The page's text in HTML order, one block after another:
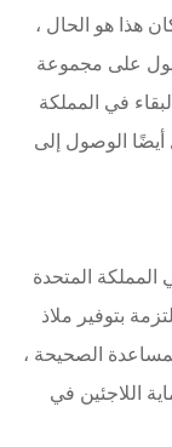
هذا هو الحال ،
على مجموعة
في المملكة
أيضًا الوصول إلى
المتحدة
بتوفير ملاذ
الصحيحة ،
اللاجئين في